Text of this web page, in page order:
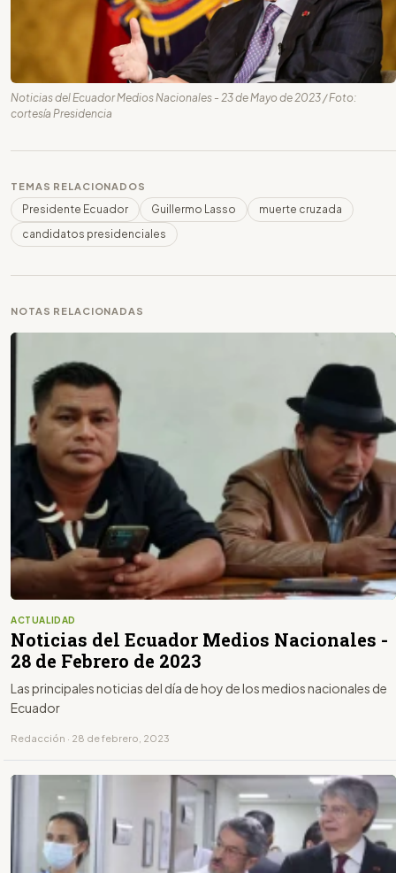
Noticias del Ecuador Medios Nacionales - 23 de Mayo de 2023 / Foto:
cortesía Presidencia
TEMAS RELACIONADOS
Presidente Ecuador Guillermo Lasso
muerte cruzada
candidatos presidenciales
NOTAS RELACIONADAS
ACTUALIDAD
Noticias del Ecuador Medios Nacionales -
28 de Febrero de 2023
Las principales noticias del día de hoy de los medios nacionales de
Ecuador
Redacción · 28 de febrero, 2023